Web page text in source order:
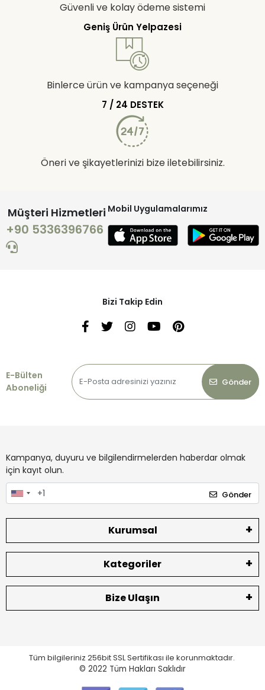
Güvenli ve kolay ödeme sistemi
Geniş Ürün Yelpazesi
Binlerce ürün ve kampanya seçeneği
7 / 24 DESTEK
Öneri ve şikayetlerinizi bize iletebilirsiniz.
Müşteri Hizmetleri
+90 5336396766
Mobil Uygulamalarımız
Bizi Takip Edin
E-Bülten
Aboneliği
Gönder
Kampanya, duyuru ve bilgilendirmelerden haberdar olmak
için kayıt olun.
Gönder
Kurumsal
Kategoriler
Bize Ulaşın
Tüm bilgileriniz 256bit SSL Sertifikası ile korunmaktadır.
© 2022 Tüm Hakları Saklıdır